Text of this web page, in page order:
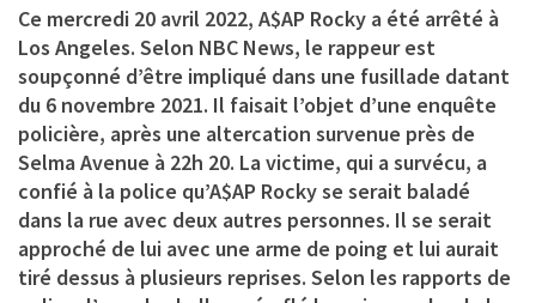
Ce mercredi 20 avril 2022, A$AP Rocky a été arrêté à
Los Angeles. Selon NBC News, le rappeur est
soupçonné d’être impliqué dans une fusillade datant
du 6 novembre 2021. Il faisait l’objet d’une enquête
policière, après une altercation survenue près de
Selma Avenue à 22h 20. La victime, qui a survécu, a
confié à la police qu’A$AP Rocky se serait baladé
dans la rue avec deux autres personnes. Il se serait
approché de lui avec une arme de poing et lui aurait
tiré dessus à plusieurs reprises. Selon les rapports de